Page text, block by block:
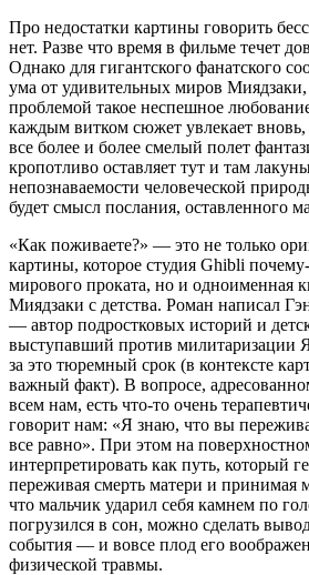
Про недостатки картины говорить
нет. Разве что время в фильме течет
Однако для гигантского фанатского
ума от удивительных миров Миядзаки,
проблемой такое неспешное
каждым витком сюжет увлекает вновь,
все более и более смелый полет
кропотливо оставляет тут и там
непознаваемости человеческой
будет смысл послания, оставленного
«Как поживаете?» — это не только
картины, которое студия Ghibli
мирового проката, но и одноименная
Миядзаки с детства. Роман написал
— автор подростковых историй и
выступавший против милитаризации
за это тюремный срок (в контексте
важный факт). В вопросе,
всем нам, есть что-то очень
говорит нам: «Я знаю, что вы
все равно». При этом на
интерпретировать как путь, который
переживая смерть матери и принимая
что мальчик ударил себя камнем по
погрузился в сон, можно сделать
события — и вовсе плод его
физической травмы.